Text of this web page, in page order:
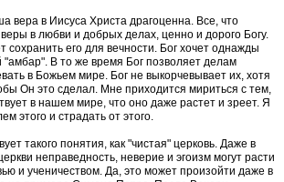
вера в Иисуса Христа драгоценна. Все, что
в любви и добрых делах, ценно и дорого Богу.
сохранить его для вечности. Бог хочет однажды
"амбар". В то же время Бог позволяет делам
в Божьем мире. Бог не выкорчевывает их, хотя
Он это сделал. Мне приходится мириться с тем,
в нашем мире, что оно даже растет и зреет. Я
этого и страдать от этого.
такого понятия, как "чистая" церковь. Даже в
неправедность, неверие и эгоизм могут расти
и ученичеством. Да, это может произойти даже в